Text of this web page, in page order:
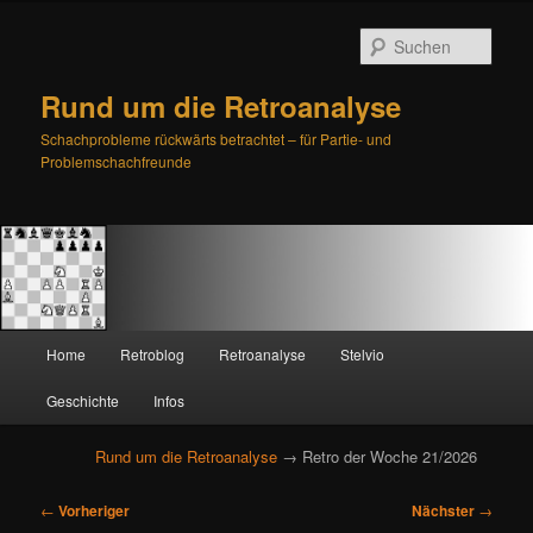
Rund um die Retroanalyse
Schachprobleme rückwärts betrachtet – für Partie- und
Problemschachfreunde
Zum
primären
Inhalt
springen
Zum
sekundären
Inhalt
springen
Home Retroblog Retroanalyse Stelvio
Geschichte Infos
Rund um die Retroanalyse → Retro der Woche 21/2026
B← Vorheriger Nächster →